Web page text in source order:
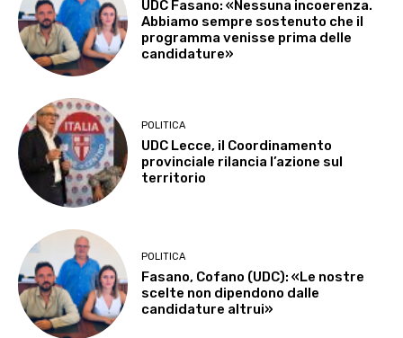
UDC Fasano: «Nessuna incoerenza.
Abbiamo sempre sostenuto che il
programma venisse prima delle
candidature»
POLITICA
UDC Lecce, il Coordinamento
provinciale rilancia l’azione sul
territorio
POLITICA
Fasano, Cofano (UDC): «Le nostre
scelte non dipendono dalle
candidature altrui»